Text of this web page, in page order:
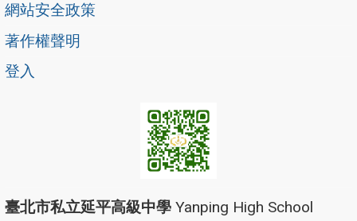
網站安全政策
著作權聲明
登入
臺北市私立延平高級中學 Yanping High School